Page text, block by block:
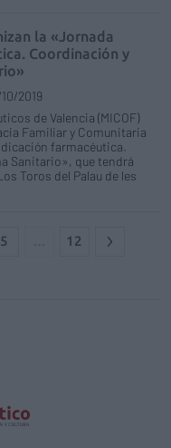
la «Jornada
Coordinación y
2019
de Valencia (MICOF)
Familiar y Comunitaria
farmacéutica.
Sanitario», que tendrá
Toros del Palau de les
5 12